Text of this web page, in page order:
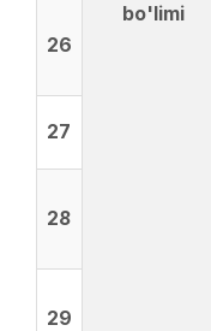
bo'limi
26
27
28
29